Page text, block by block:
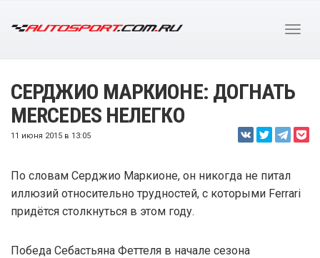
СЕРДЖИО МАРКИОНЕ: ДОГНАТЬ
MERCEDES НЕЛЕГКО
11 июня 2015 в 13:05
По словам Серджио Маркионе, он никогда не питал
иллюзий относительно трудностей, с которыми Ferrari
придётся столкнуться в этом году.
Победа Себастьяна Феттеля в начале сезона